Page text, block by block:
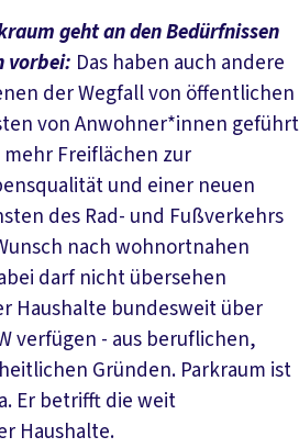
geht an den Bedürfnissen
vorbei: Das haben auch andere
der Wegfall von öffentlichen
von Anwohner*innen geführt
mehr Freiflächen zur
und einer neuen
des Rad- und Fußverkehrs
nach wohnortnahen
darf nicht übersehen
Haushalte bundesweit über
verfügen - aus beruflichen,
Gründen. Parkraum ist
Er betrifft die weit
Haushalte.